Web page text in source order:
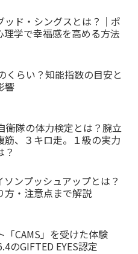
ッド・シングスとは？｜ポ
理学で幸福感を高める方法
くらい？知能指数の目安と
響
衛隊の体力検定とは？腕立
筋、３キロ走。１級の実力
？
ソンプッシュアップとは？
方・注意点まで解説
「CAMS」を受けた体験
のGIFTED EYES認定